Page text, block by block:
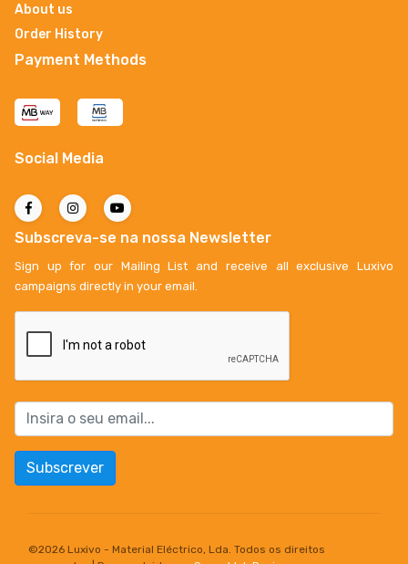
About us
Order History
Payment Methods
Social Media
Subscreva-se na nossa Newsletter
Sign up for our Mailing List and receive all exclusive Luxivo
campaigns directly in your email.
Subscrever
©2026 Luxivo - Material Eléctrico, Lda. Todos os direitos